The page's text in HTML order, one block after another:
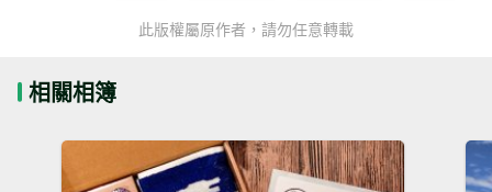
此版權屬原作者，請勿任意轉載
相關相簿